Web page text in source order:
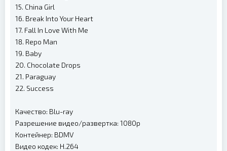
15. China Girl
16. Break Into Your Heart
17. Fall In Love With Me
18. Repo Man
19. Baby
20. Chocolate Drops
21. Paraguay
22. Success
Качество: Blu-ray
Разрешение видео/развертка: 1080p
Контейнер: BDMV
Видео кодек: H.264